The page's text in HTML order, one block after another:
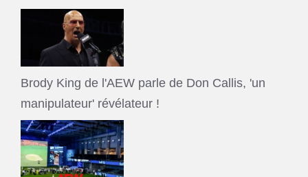
Brody King de l'AEW parle de Don Callis, 'un
manipulateur' révélateur !